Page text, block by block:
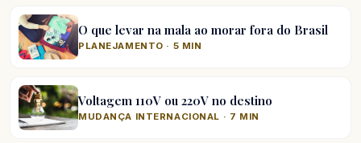
O que levar na mala ao morar fora do Brasil
PLANEJAMENTO · 5 MIN
Voltagem 110V ou 220V no destino
MUDANÇA INTERNACIONAL · 7 MIN